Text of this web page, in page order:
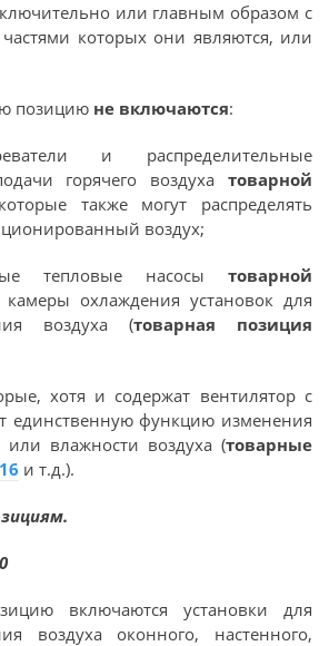
или главным образом с
которых они являются, или
позицию не включаются:
и распределительные
горячего воздуха товарной
также могут распределять
воздух;
тепловые насосы товарной
охлаждения установок для
воздуха (товарная позиция
хотя и содержат вентилятор с
единственную функцию изменения
или влажности воздуха (товарные
и т.д.).
включаются установки для
воздуха оконного, настенного,